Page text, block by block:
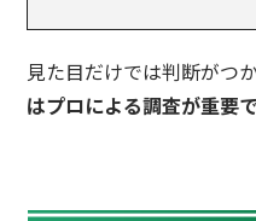
見た目だけでは判断がつ
はプロによる調査が重要